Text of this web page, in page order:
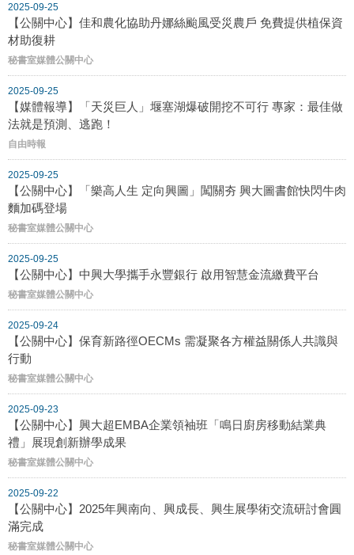
2025-09-25
【公關中心】佳和農化協助丹娜絲颱風受災農戶 免費提供植保資
材助復耕
秘書室媒體公關中心
2025-09-25
【媒體報導】「天災巨人」堰塞湖爆破開挖不可行 專家：最佳做
法就是預測、逃跑！
自由時報
2025-09-25
【公關中心】「樂高人生 定向興圖」闖關夯 興大圖書館快閃牛肉
麵加碼登場
秘書室媒體公關中心
2025-09-25
【公關中心】中興大學攜手永豐銀行 啟用智慧金流繳費平台
秘書室媒體公關中心
2025-09-24
【公關中心】保育新路徑OECMs 需凝聚各方權益關係人共識與
行動
秘書室媒體公關中心
2025-09-23
【公關中心】興大超EMBA企業領袖班「鳴日廚房移動結業典
禮」展現創新辦學成果
秘書室媒體公關中心
2025-09-22
【公關中心】2025年興南向、興成長、興生展學術交流研討會圓
滿完成
秘書室媒體公關中心